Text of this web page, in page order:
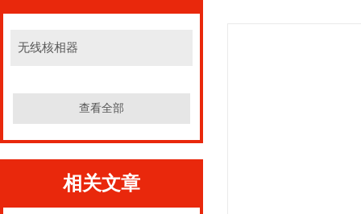
无线核相器
查看全部
相关文章